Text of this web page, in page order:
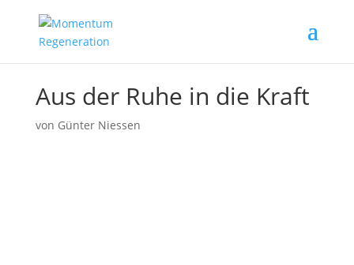
Aus der Ruhe in die Kraft
von Günter Niessen